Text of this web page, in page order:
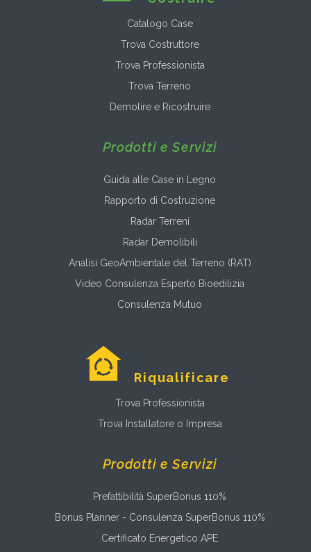
Catalogo Case
Trova Costruttore
Trova Professionista
Trova Terreno
Demolire e Ricostruire
Prodotti e Servizi
Guida alle Case in Legno
Rapporto di Costruzione
Radar Terreni
Radar Demolibili
Analisi GeoAmbientale del Terreno (RAT)
Video Consulenza Esperto Bioedilizia
Consulenza Mutuo
Riqualificare
Trova Professionista
Trova Installatore o Impresa
Prodotti e Servizi
Prefattibilità SuperBonus 110%
Bonus Planner - Consulenza SuperBonus 110%
Certificato Energetico APE